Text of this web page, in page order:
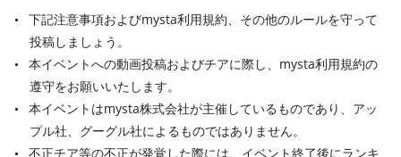
下記注意事項およびmysta利用規約、その他のルールを守って
投稿しましょう。
本イベントへの動画投稿およびチアに際し、mysta利用規約の
遵守をお願いいたします。
本イベントはmysta株式会社が主催しているものであり、アッ
プル社、グーグル社によるものではありません。
不正チア等の不正が発覚した際には、イベント終了後にランキ